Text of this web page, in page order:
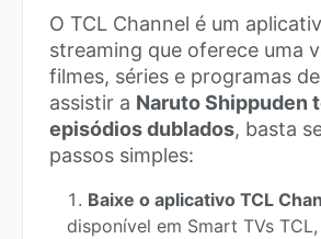
O TCL Channel é um
streaming que oferece uma
filmes, séries e programas de
assistir a Naruto Shippuden
episódios dublados, basta
passos simples:
Baixe o aplicativo TCL
disponível em Smart TVs